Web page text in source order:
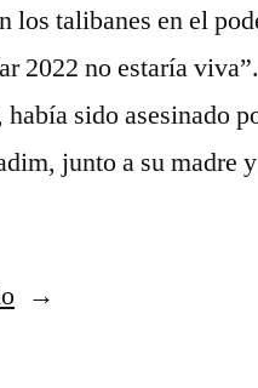
los talibanes en el
2022 no estaría
sido asesinado
junto a su madre
«como